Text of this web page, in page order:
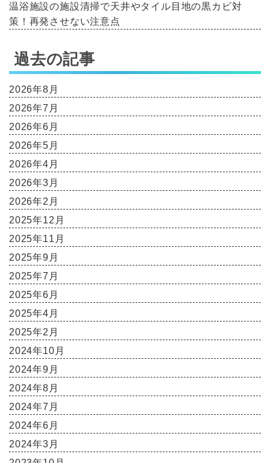
温浴施設の施設清掃で天井やタイル目地の黒カビ対
策！再発させない注意点
過去の記事
2026年8月
2026年7月
2026年6月
2026年5月
2026年4月
2026年3月
2026年2月
2025年12月
2025年11月
2025年9月
2025年7月
2025年6月
2025年4月
2025年2月
2024年10月
2024年9月
2024年8月
2024年7月
2024年6月
2024年3月